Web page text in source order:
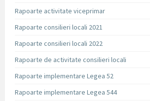
Rapoarte activitate viceprimar
Rapoarte consilieri locali 2021
Rapoarte consilieri locali 2022
Rapoarte de activitate consilieri locali
Rapoarte implementare Legea 52
Rapoarte implementare Legea 544